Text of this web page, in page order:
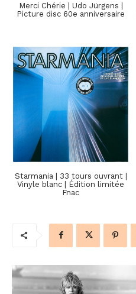
Merci Chérie | Udo Jürgens |
Picture disc 60e anniversaire
Starmania | 33 tours ouvrant |
Vinyle blanc | Édition limitée
Fnac